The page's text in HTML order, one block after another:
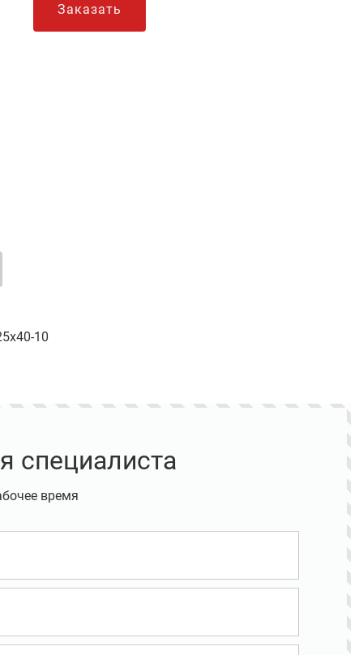
Заказать
10
специалиста
время